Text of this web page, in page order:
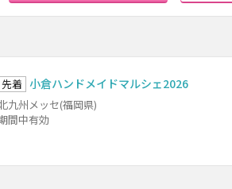
先着 小倉ハンドメイドマルシェ2026
九州メッセ(福岡県)
間中有効